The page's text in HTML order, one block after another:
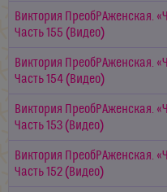
Виктория ПреобРАженская.
Часть 155 (Видео)
Виктория ПреобРАженская.
Часть 154 (Видео)
Виктория ПреобРАженская.
Часть 153 (Видео)
Виктория ПреобРАженская.
Часть 152 (Видео)